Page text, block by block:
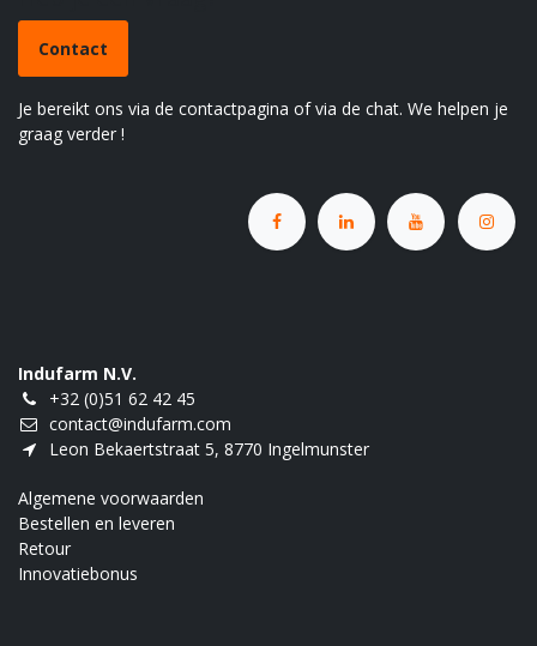
Contact
Je bereikt ons via de contactpagina of via de chat. We helpen je
graag verder !
Indufarm N.V.
+32 (0)51 62 42 45
contact@indufarm.com
Leon Bekaertstraat 5, 8770 Ingelmunster
Algemene voorwaarden
Bestellen en leveren
Retour
Innovatiebonus